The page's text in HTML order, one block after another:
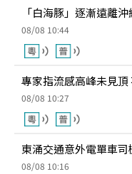
「白海豚」逐漸遠離
08/08 10:44
專家指流感高峰未見
08/08 10:27
東涌交通意外電單車
08/08 10:16